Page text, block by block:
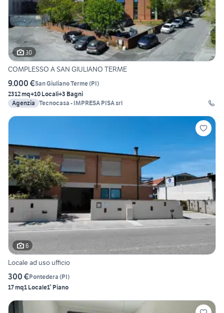
30
COMPLESSO A SAN GIULIANO TERME
9.000 €San Giuliano Terme(PI)
2312 mq+10 Locali+3 Bagni
Agenzia Tecnocasa - IMPRESA PISA srl
6
Locale ad uso ufficio
300 €Pontedera (PI)
17 mq1 Locale1° Piano